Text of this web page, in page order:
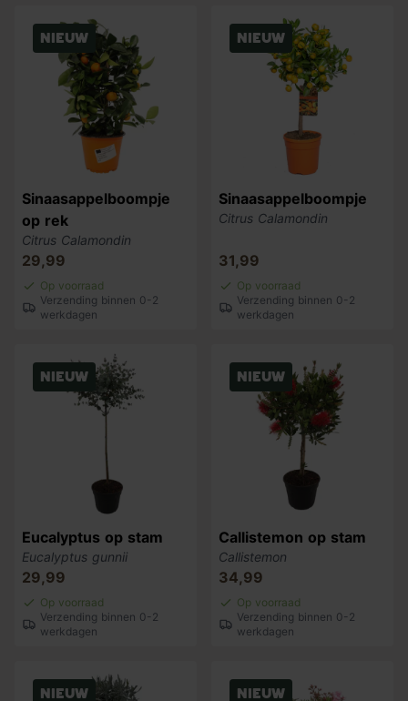
Nieuw
Sinaasappelboompje
op rek
Citrus Calamondin
29,99
Op voorraad
Verzending binnen 0-2
werkdagen
Nieuw
Sinaasappelboompje
Citrus Calamondin
31,99
Op voorraad
Verzending binnen 0-2
werkdagen
Nieuw
Eucalyptus op stam
Eucalyptus gunnii
29,99
Op voorraad
Verzending binnen 0-2
werkdagen
Nieuw
Callistemon op stam
Callistemon
34,99
Op voorraad
Verzending binnen 0-2
werkdagen
Nieuw Nieuw